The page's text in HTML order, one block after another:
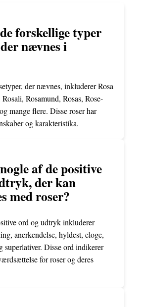
forskellige typer
nævnes i
der nævnes, inkluderer Rosa
Rosamund, Rosas, Rose-
mange flere. Disse roser har
og karakteristika.
af de positive
der kan
med roser?
ord og udtryk inkluderer
anerkendelse, hyldest, eloge,
superlativer. Disse ord indikerer
for roser og deres